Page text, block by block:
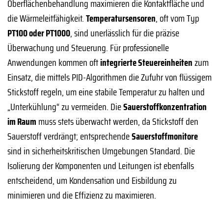
Oberflächenbehandlung maximieren die Kontaktfläche und
die Wärmeleitfähigkeit.Temperatursensoren, oft vom Typ
PT100 oder PT1000, sind unerlässlich für die präzise
Überwachung und Steuerung. Für professionelle
Anwendungen kommen oftintegrierte Steuereinheitenzum
Einsatz, die mittels PID-Algorithmen die Zufuhr von flüssigem
Stickstoff regeln, um eine stabile Temperatur zu halten und
„Unterkühlung“ zu vermeiden. DieSauerstoffkonzentration
im Raum muss stets überwacht werden, da Stickstoff den
Sauerstoff verdrängt; entsprechendeSauerstoffmonitore
sind in sicherheitskritischen Umgebungen Standard. Die
Isolierung der Komponenten und Leitungen ist ebenfalls
entscheidend, um Kondensation und Eisbildung zu
minimieren und die Effizienz zu maximieren.